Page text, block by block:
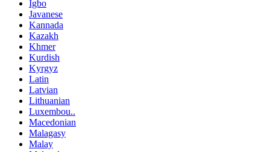
Igbo
Javanese
Kannada
Kazakh
Khmer
Kurdish
Kyrgyz
Latin
Latvian
Lithuanian
Luxembou..
Macedonian
Malagasy
Malay